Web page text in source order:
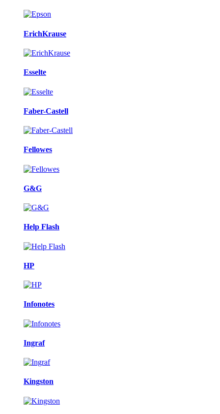
ErichKrause
Esselte
Faber-Castell
Fellowes
G&G
Help Flash
HP
Infonotes
Ingraf
Kingston